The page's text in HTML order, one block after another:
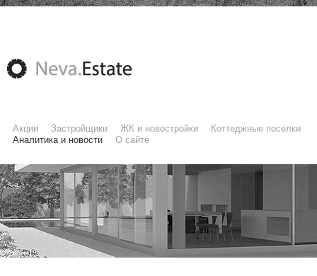
Акции Застройщики ЖК и новостройки
Коттеджные поселки
Аналитика и новости
О сайте